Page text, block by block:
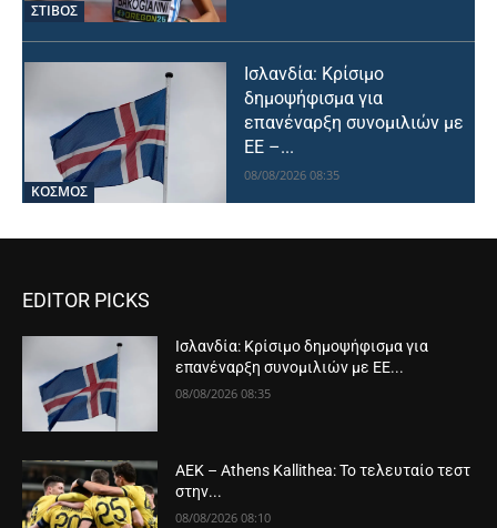
ΣΤΙΒΟΣ
ΚΟΣΜΟΣ
Ισλανδία: Κρίσιμο
δημοψήφισμα για
επανέναρξη συνομιλιών με
ΕΕ –...
08/08/2026 08:35
EDITOR PICKS
Ισλανδία: Κρίσιμο δημοψήφισμα για
επανέναρξη συνομιλιών με ΕΕ...
08/08/2026 08:35
ΑΕΚ – Athens Kallithea: Το τελευταίο τεστ
στην...
08/08/2026 08:10